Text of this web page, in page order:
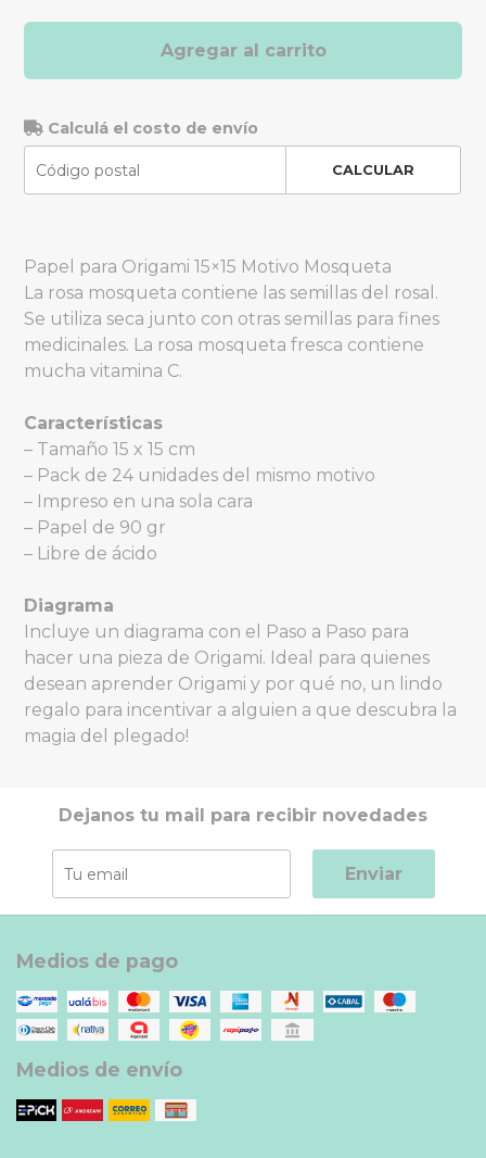
Agregar al carrito
Calculá el costo de envío
CALCULAR
Papel para Origami 15×15 Motivo Mosqueta
La rosa mosqueta contiene las semillas del rosal.
Se utiliza seca junto con otras semillas para fines
medicinales. La rosa mosqueta fresca contiene
mucha vitamina C.
Características
– Tamaño 15 x 15 cm
– Pack de 24 unidades del mismo motivo
– Impreso en una sola cara
– Papel de 90 gr
– Libre de ácido
Diagrama
Incluye un diagrama con el Paso a Paso para
hacer una pieza de Origami. Ideal para quienes
desean aprender Origami y por qué no, un lindo
regalo para incentivar a alguien a que descubra la
magia del plegado!
Dejanos tu mail para recibir novedades
Enviar
Medios de pago
Medios de envío